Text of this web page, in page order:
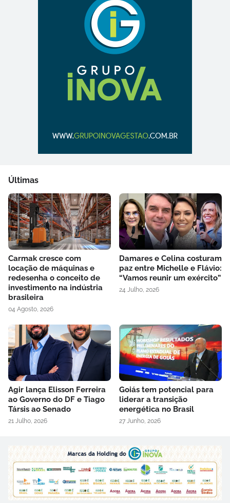
Últimas
Carmak cresce com
locação de máquinas e
redesenha o conceito de
investimento na indústria
brasileira
04 Agosto, 2026
Damares e Celina costuram
paz entre Michelle e Flávio:
“Vamos reunir um exército”
24 Julho, 2026
Agir lança Elisson Ferreira
ao Governo do DF e Tiago
Társis ao Senado
21 Julho, 2026
Goiás tem potencial para
liderar a transição
energética no Brasil
27 Junho, 2026